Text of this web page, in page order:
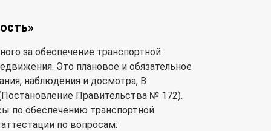
за обеспечение транспортной
Это плановое и обязательное
наблюдения и досмотра, В
Правительства № 172).
по обеспечению транспортной
по вопросам: